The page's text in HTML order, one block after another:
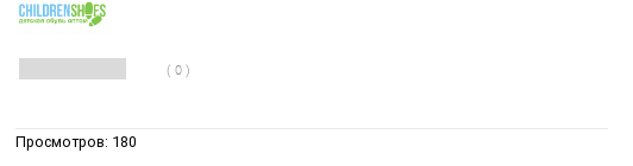
( 0 )
Просмотров: 180